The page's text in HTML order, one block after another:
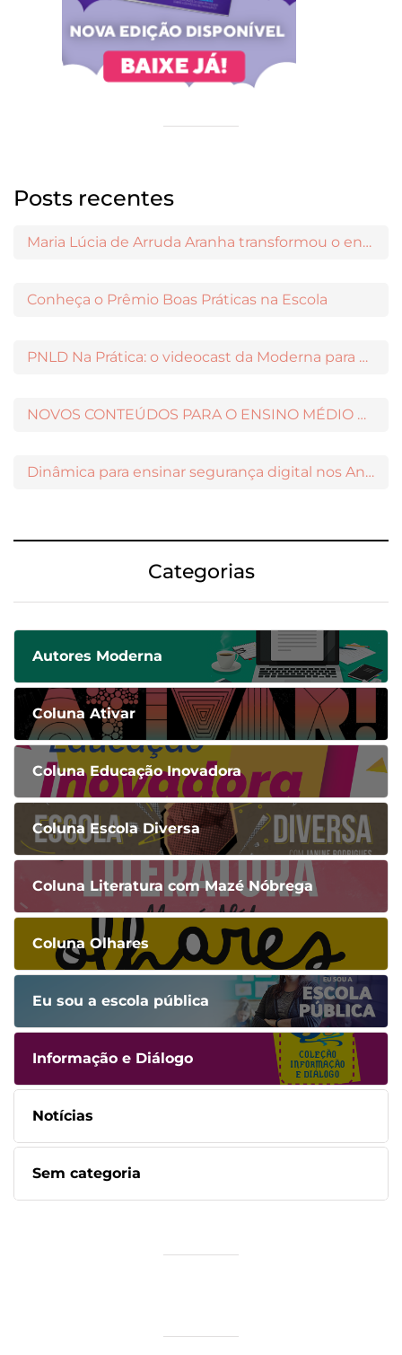
Posts recentes
Maria Lúcia de Arruda Aranha transformou o ensino de Filosofia no Brasil
Conheça o Prêmio Boas Práticas na Escola
PNLD Na Prática: o videocast da Moderna para apoiar a escolha das obras aprovadas
NOVOS CONTEÚDOS PARA O ENSINO MÉDIO DISPONÍVEIS NO MODERNAMIGOS
Dinâmica para ensinar segurança digital nos Anos Iniciais
Categorias
Autores Moderna
Coluna Ativar
Coluna Educação Inovadora
Coluna Escola Diversa
Coluna Literatura com Mazé Nóbrega
Coluna Olhares
Eu sou a escola pública
Informação e Diálogo
Notícias
Sem categoria